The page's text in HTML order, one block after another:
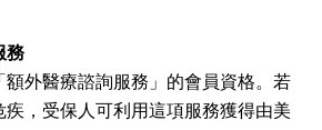
務
額外醫療諮詢服務」的會員資格。若
疾，受保人可利用這項服務獲得由美